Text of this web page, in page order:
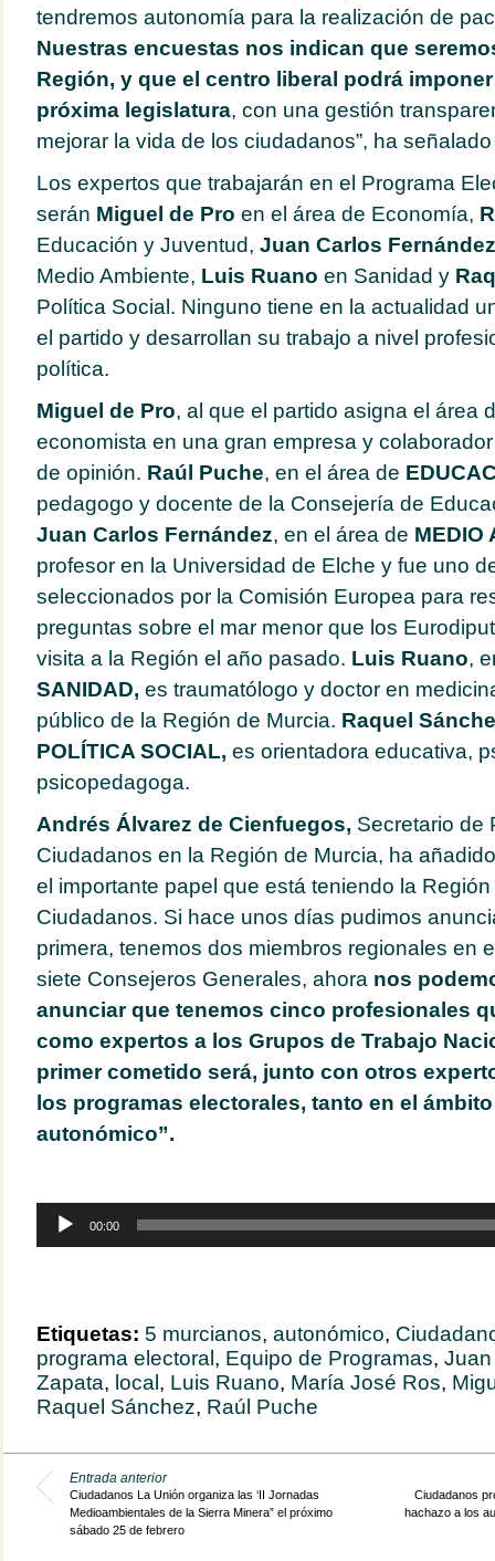
tendremos autonomía para la realización de
Nuestras encuestas nos indican que
Región, y que el centro liberal podrá
próxima legislatura, con una gestión
mejorar la vida de los ciudadanos”, ha
Los expertos que trabajarán en el Programa
serán Miguel de Pro en el área de Economía,
Educación y Juventud, Juan Carlos
Medio Ambiente, Luis Ruano en Sanidad y
Política Social. Ninguno tiene en la actualidad
el partido y desarrollan su trabajo a nivel
política.
Miguel de Pro, al que el partido asigna el área
economista en una gran empresa y
de opinión. Raúl Puche, en el área de
pedagogo y docente de la Consejería de
Juan Carlos Fernández, en el área de MEDIO
profesor en la Universidad de Elche y fue uno
seleccionados por la Comisión Europea para
preguntas sobre el mar menor que los
visita a la Región el año pasado. Luis Ruano,
SANIDAD, es traumatólogo y doctor en
público de la Región de Murcia. Raquel
POLÍTICA SOCIAL, es orientadora educativa,
psicopedagoga.
Andrés Álvarez de Cienfuegos, Secretario de
Ciudadanos en la Región de Murcia, ha
el importante papel que está teniendo la
Ciudadanos. Si hace unos días pudimos
primera, tenemos dos miembros regionales en
siete Consejeros Generales, ahora nos
anunciar que tenemos cinco profesionales
como expertos a los Grupos de Trabajo
primer cometido será, junto con otros
los programas electorales, tanto en el
autonómico”.
Reproductor
audio
00:00
Etiquetas: 5 murcianos, autonómico,
programa electoral , Equipo de Programas,
Zapata, local , Luis Ruano, María José Ros,
Raquel Sánchez, Raúl Puche
Entrada anterior
Ciudadanos La Unión organiza las ‘II Jornadas
Medioambientales de la Sierra Minera” el próximo
sábado 25 de febrero
Ciudadanos
hachazo a los